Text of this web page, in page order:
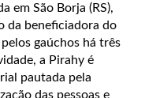
em São Borja (RS),
da beneficiadora do
gaúchos há três
a Pirahy é
pautada pela
das pessoas e